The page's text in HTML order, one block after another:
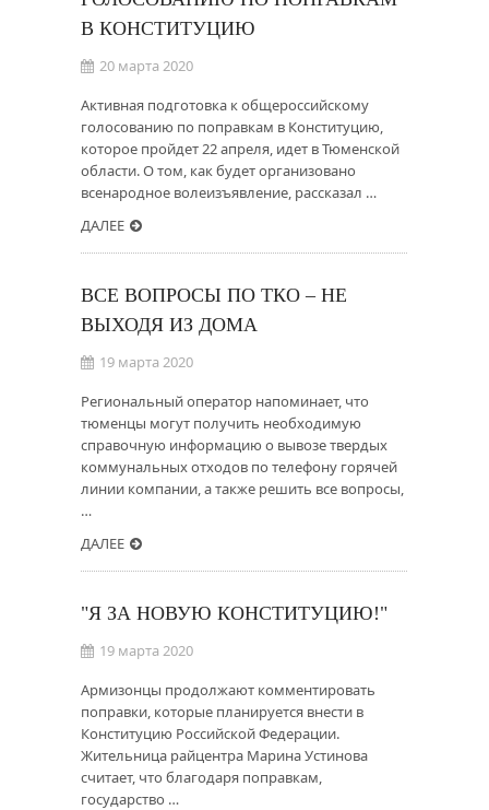
В КОНСТИТУЦИЮ
20 марта 2020
Активная подготовка к общероссийскому
голосованию по поправкам в Конституцию,
которое пройдет 22 апреля, идет в Тюменской
области. О том, как будет организовано
всенародное волеизъявление, рассказал …
ДАЛЕЕ
ВСЕ ВОПРОСЫ ПО ТКО – НЕ
ВЫХОДЯ ИЗ ДОМА
19 марта 2020
Региональный оператор напоминает, что
тюменцы могут получить необходимую
справочную информацию о вывозе твердых
коммунальных отходов по телефону горячей
линии компании, а также решить все вопросы,
…
ДАЛЕЕ
"Я ЗА НОВУЮ КОНСТИТУЦИЮ!"
19 марта 2020
Армизонцы продолжают комментировать
поправки, которые планируется внести в
Конституцию Российской Федерации.
Жительница райцентра Марина Устинова
считает, что благодаря поправкам,
государство …